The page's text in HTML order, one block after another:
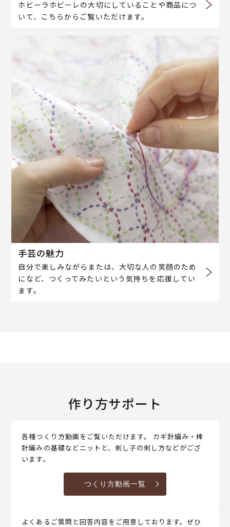
ホビーラホビーレの大切にしていることや商品につ
いて、こちらからご覧いただけます。
手芸の魅力
自分で楽しみながらまたは、大切な人の笑顔のため
になど、つくってみたいという気持ちを応援してい
ます。
作り方サポート
各種つくり方動画をご覧いただけます。 カギ針編み・棒
針編みの基礎などニットと、刺し子の刺し方などがござ
います。
つくり方動画一覧
よくあるご質問と回答内容をご用意しております。ぜひ